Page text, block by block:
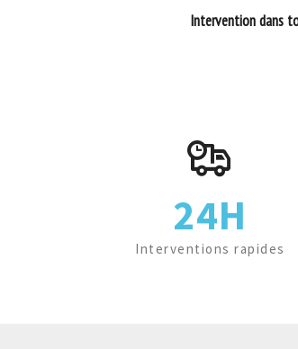
Intervention dans
24H
Interventions rapides